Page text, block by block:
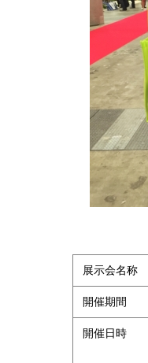
展示会名称
開催期間
開催日時